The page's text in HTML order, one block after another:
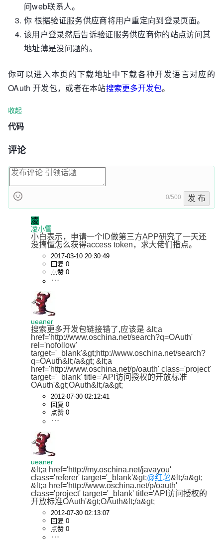
问web联系人。
你 根据验证服务供应商将用户重定向到登录页面。
该用户登录然后告诉验证服务供应商你的站点访问其
地址薄是没问题的。
你可以进入本页的下载地址中下载各种开发语言对应的
OAuth 开发包，或者在本站搜索更多开发包。
收起
代码
评论
0/500 发 布
凌
凌小雪
小白表示，申请一个ID做第三方APP研究了一天还
没搞懂怎么获得access token，求大佬们指点。
2017-03-10 20:30:49
回复 0
点赞 0
ueaner
搜索更多开发包链接错了,应该是 &lt;a
href='http://www.oschina.net/search?q=OAuth'
rel='nofollow'
target='_blank'&gt;http://www.oschina.net/search?
q=OAuth&lt;/a&gt; &lt;a
href='http://www.oschina.net/p/oauth' class='project'
target='_blank' title='API访问授权的开放标准
OAuth'&gt;OAuth&lt;/a&gt;
2012-07-30 02:12:41
回复 0
点赞 0
ueaner
&lt;a href='http://my.oschina.net/javayou'
class='referer' target='_blank'&gt;@红薯&lt;/a&gt;
&lt;a href='http://www.oschina.net/p/oauth'
class='project' target='_blank' title='API访问授权的
开放标准OAuth'&gt;OAuth&lt;/a&gt;
2012-07-30 02:13:07
回复 0
点赞 0